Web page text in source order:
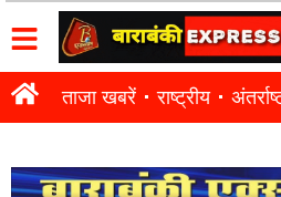
ताजा खबरें राष्ट्रीय